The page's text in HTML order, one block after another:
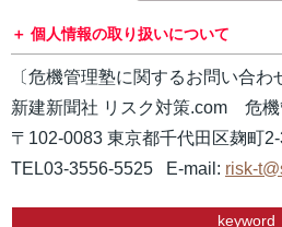
個人情報の取り扱いについて
〔危機管理塾に関するお問い合わ
新建新聞社 リスク対策.com 危機
〒102-0083 東京都千代田区麹町
TEL03-3556-5525 E-mail: risk-
keyword